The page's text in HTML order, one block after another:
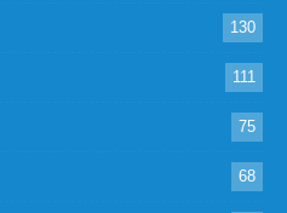
130
111
75
68